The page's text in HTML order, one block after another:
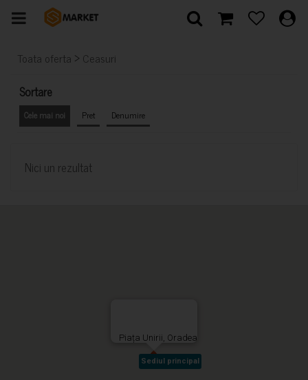
Toata oferta > Ceasuri
Sortare
Cele mai noi Pret Denumire
Nici un rezultat
Sediul principal
Sediul principal
Piața Unirii, Oradea